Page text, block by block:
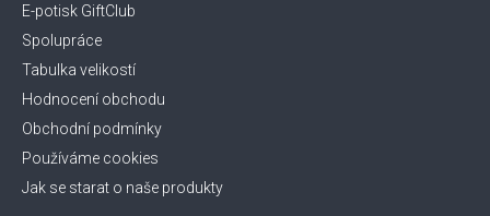
E-potisk GiftClub
Spolupráce
Tabulka velikostí
Hodnocení obchodu
Obchodní podmínky
Používáme cookies
Jak se starat o naše produkty